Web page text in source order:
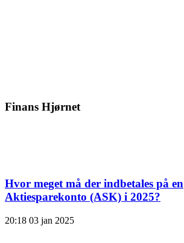
Finans Hjørnet
Hvor meget må der indbetales på en
Aktiesparekonto (ASK) i 2025?
20:18 03 jan 2025